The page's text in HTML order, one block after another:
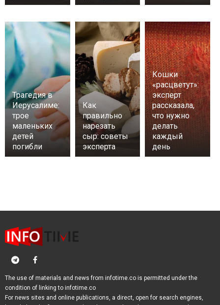
Трагедия в
Иерусалиме:
трое
маленьких
детей
погибли
Как
правильно
нарезать
сыр: советы
эксперта
Кошки
«расцветут»:
эксперт
рассказала,
что нужно
делать
каждый
день
The use of materials and news from infotime.co is permitted under the
condition of linking to infotime.co
For news sites and online publications, a direct, open for search engines,